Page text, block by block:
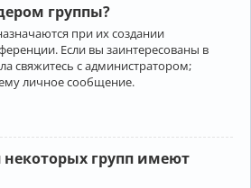
группы?
при их создании
Если вы заинтересованы в
свяжитесь с администратором;
личное сообщение.
групп имеют